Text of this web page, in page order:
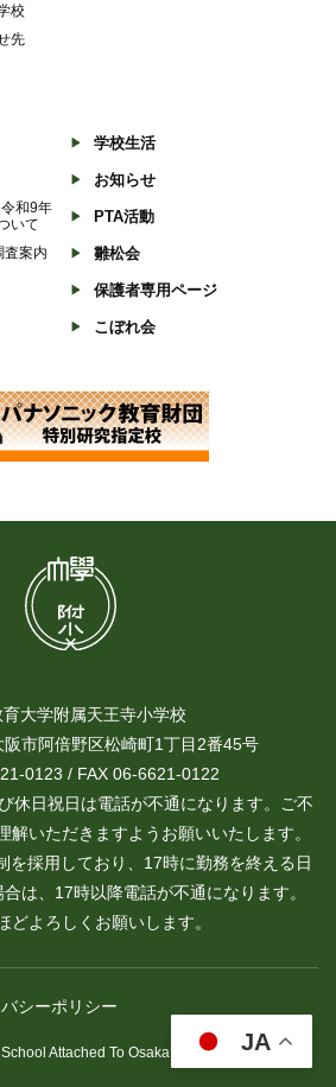
校
先
和9年
いて
査案内
学校生活
お知らせ
PTA活動
雛松会
保護者専用ページ
こぼれ会
育大学附属天王寺小学校
市阿倍野区松崎町1丁目2番45号
0123 / FAX 06-6621-0122
休日祝日は電話が不通になります。ご不
解いただきますようお願いいたします。
採用しており、17時に勤務を終える日
は、17時以降電話が不通になります。
どよろしくお願いします。
シーポリシー
Attached To Osaka Kyoiku University.
JA